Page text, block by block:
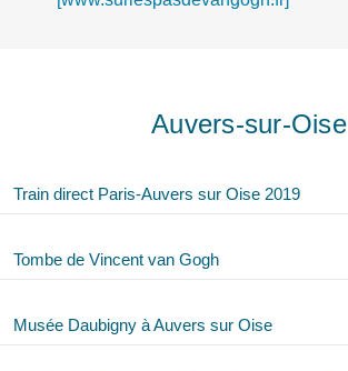
Auvers-sur-Oise
Train direct Paris-Auvers sur Oise 2019
Tombe de Vincent van Gogh
Musée Daubigny à Auvers sur Oise